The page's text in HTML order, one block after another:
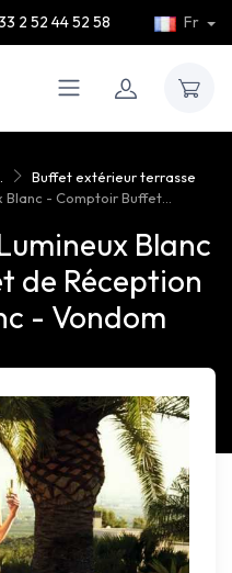
2 52 44 52 58 Fr
Buffet extérieur terrasse
Blanc - Comptoir Buffet...
Blanc
de Réception
- Vondom